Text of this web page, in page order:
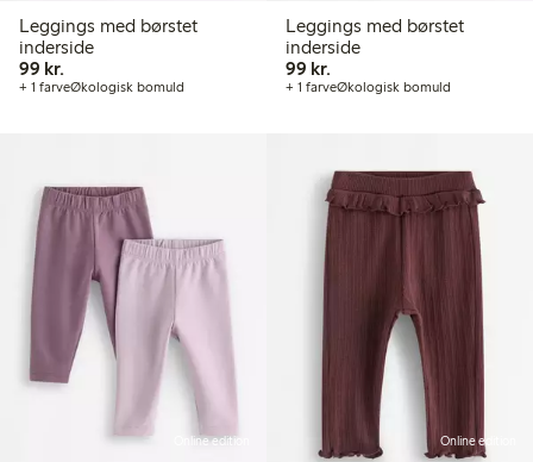
Leggings med børstet
inderside
99 kr.
+ 1 farveØkologisk bomuld
Leggings med børstet
inderside
99 kr.99,00 kr.
+ 1 farveØkologisk bomuld
Online edition
Online edition